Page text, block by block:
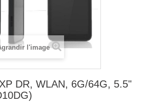
l'image
DR, WLAN, 6G/64G, 5.5"